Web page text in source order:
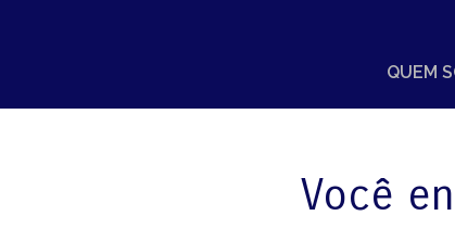
QUEM
Você